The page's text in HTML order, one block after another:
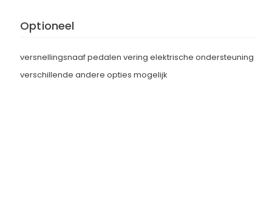
Optioneel
versnellingsnaaf pedalen vering elektrische ondersteuning
verschillende andere opties mogelijk